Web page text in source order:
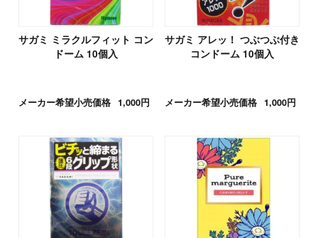
サガミ ミラクルフィット コン
ドーム 10個入
メーカー希望小売価格 1,000円
サガミ アレッ！ つぶつぶ付き
コンドーム 10個入
メーカー希望小売価格 1,000円